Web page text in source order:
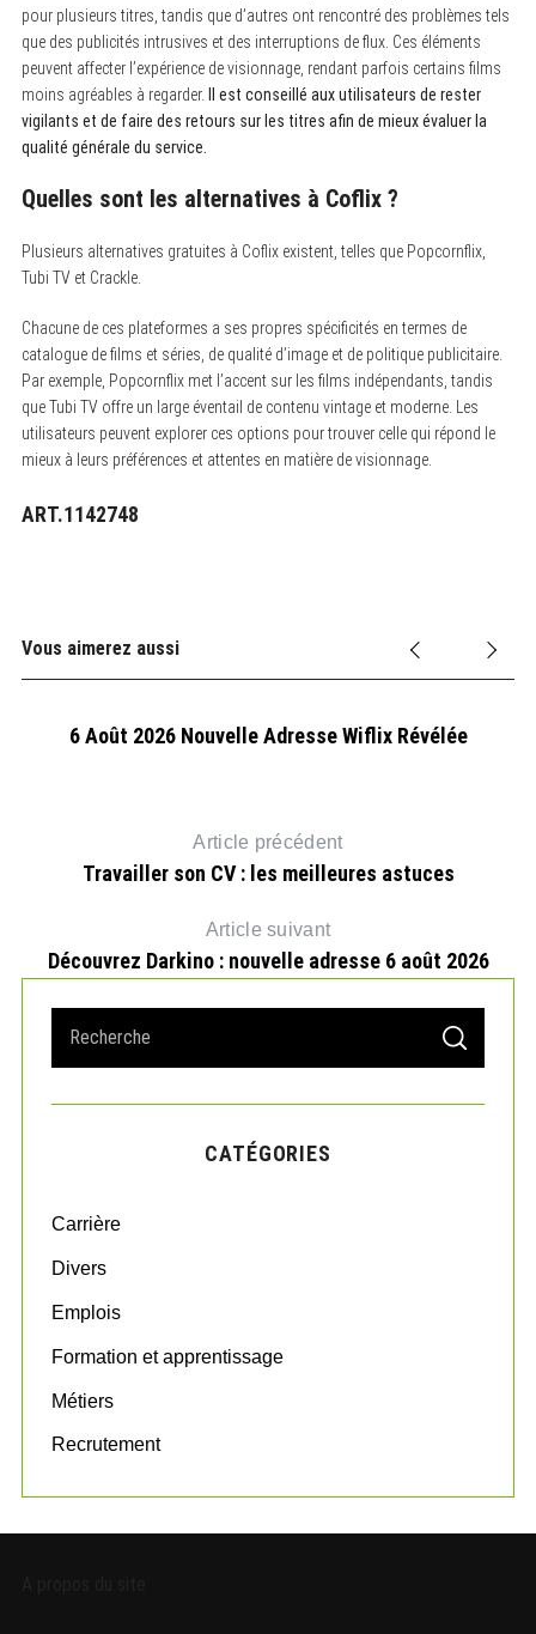
pour plusieurs titres, tandis que d’autres ont rencontré des problèmes tels
que des publicités intrusives et des interruptions de flux. Ces éléments
peuvent affecter l’expérience de visionnage, rendant parfois certains films
moins agréables à regarder.
Il est conseillé aux utilisateurs de rester
vigilants et de faire des retours sur les titres afin de mieux évaluer la
qualité générale du service.
Quelles sont les alternatives à Coflix ?
Plusieurs alternatives gratuites à Coflix existent, telles que Popcornflix,
Tubi TV et Crackle.
Chacune de ces plateformes a ses propres spécificités en termes de
catalogue de films et séries, de qualité d’image et de politique publicitaire.
Par exemple, Popcornflix met l’accent sur les films indépendants, tandis
que Tubi TV offre un large éventail de contenu vintage et moderne. Les
utilisateurs peuvent explorer ces options pour trouver celle qui répond le
mieux à leurs préférences et attentes en matière de visionnage.
ART.1142748
Vous aimerez aussi
6 Août 2026 Nouvelle Adresse Wiflix Révélée
Article précédent
Travailler son CV : les meilleures astuces
Article suivant
Découvrez Darkino : nouvelle adresse 6 août 2026
a
r
o
:
S
A
C
CATÉGORIES
Carrière
Divers
Emplois
Formation et apprentissage
Métiers
Recrutement